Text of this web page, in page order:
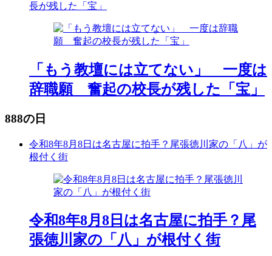
長が残した「宝」
「もう教壇には立てない」 一度は
辞職願 奮起の校長が残した「宝」
888の日
令和8年8月8日は名古屋に拍手？尾張徳川家の「八」が
根付く街
令和8年8月8日は名古屋に拍手？尾
張徳川家の「八」が根付く街